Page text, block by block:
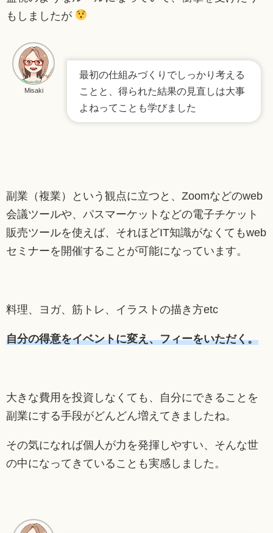
もしましたが
Misaki
最初の仕組みづくりでしっかり考える
ことと、得られた結果の見直しは大事
よねってことも学びました
副業（複業）という観点に立つと、Zoomなどのweb
会議ツールや、パスマーケットなどの電子チケット
販売ツールを使えば、それほどIT知識がなくてもweb
セミナーを開催することが可能になっています。
料理、ヨガ、筋トレ、イラストの描き方etc
自分の得意をイベントに変え、フィーをいただく。
大きな費用を投資しなくても、自分にできることを
副業にする手段がどんどん増えてきましたね。
その気になれば個人が力を発揮しやすい、そんな世
の中になってきていることも実感しました。